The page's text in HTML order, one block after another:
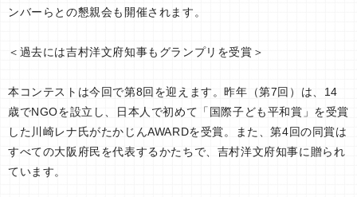
ンバーらとの懇親会も開催されます。
＜過去には吉村洋文府知事もグランプリを受賞＞
本コンテストは今回で第8回を迎えます。昨年（第7回）は、14
歳でNGOを設立し、日本人で初めて「国際子ども平和賞」を受賞
した川崎レナ氏がたかじんAWARDを受賞。また、第4回の同賞は
すべての大阪府民を代表するかたちで、吉村洋文府知事に贈られ
ています。